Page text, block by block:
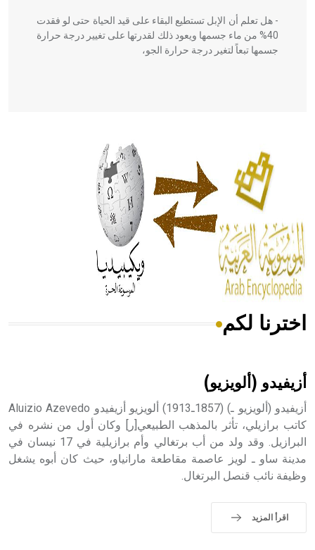
- هل تعلم أن الإبل تستطيع البقاء على قيد الحياة حتى لو فقدت
40% من ماء جسمها ويعود ذلك لقدرتها على تغيير درجة حرارة
جسمها تبعاً لتغير درجة حرارة الجو،
الحكم، الأدلة، تنظيم التغذية، ورسالته في جروح الرأس. ويعود
له الفضل بأنه حرر الطب من الدين والفلسفة.
- هل تعلم أن المرجان إفراز حيواني يتكون في البحر ويتركب
من مادة كربونات الكلسيوم، وهو أحمر أو شديد الحمرة وهو
أجود أنواعه، ويمتاز بكبر الحجم ويسمى الش
هل تعلم أن الأبسيد كلمة فرنسية اللفظ تم اعتمادها مصطلحاً
- هل تعلم أن أبجر Abgar اسم معروف جيداً يعود إلى عدد من
الملوك الذين حكموا مدينة إديسا (الرها) من أبجر الأول وحتى
التاسع، وهم ينتسبون إلى أسرة أوسروين
اخترنا لكم
أزيفيدو (ألويزيو)
أزيفيدو (ألويزيو ـ) (1857ـ1913) ألويزيو أزيفيدو Aluizio Azevedo
كاتب برازيلي، تأثر بالمذهب الطبيعي[ر] وكان أول من نشره في
البرازيل. وقد ولد من أب برتغالي وأم برازيلية في 17 نيسان في
مدينة ساو ـ لويز عاصمة مقاطعة مارانياو، حيث كان أبوه يشغل
وظيفة نائب قنصل البرتغال.
اقرأ المزيد